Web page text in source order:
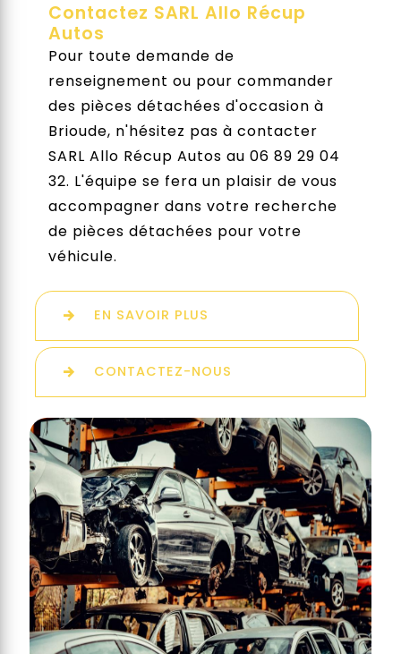
Contactez SARL Allo Récup
Autos
Pour toute demande de
renseignement ou pour commander
des pièces détachées d'occasion à
Brioude, n'hésitez pas à contacter
SARL Allo Récup Autos au 06 89 29 04
32. L'équipe se fera un plaisir de vous
accompagner dans votre recherche
de pièces détachées pour votre
véhicule.
EN SAVOIR PLUS
CONTACTEZ-NOUS